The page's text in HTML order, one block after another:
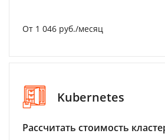
От 1 046 руб./месяц
Kubernetes
Рассчитать стоимость